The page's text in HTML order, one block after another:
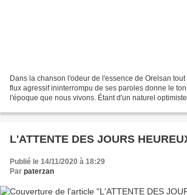
Dans la chanson l'odeur de l'essence de Orelsan
flux agressif ininterrompu de ses paroles donne le
l'époque que nous vivons. Étant d'un naturel
L'ATTENTE DES JOURS
Publié le 14/11/2020 à 18:29
Par paterzan